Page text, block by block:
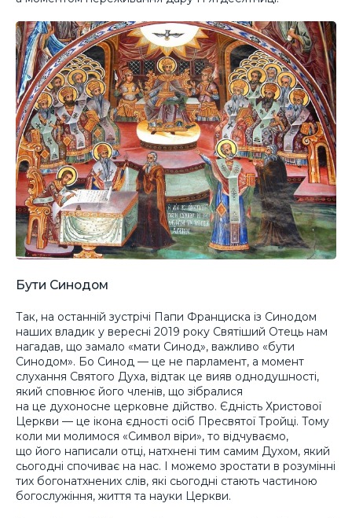
Бути Синодом
Так, на останній зустрічі Папи Франциска із Синодом
наших владик у вересні 2019 року Святіший Отець нам
нагадав, що замало «мати Синод», важливо «бути
Синодом». Бо Синод — це не парламент, а момент
слухання Святого Духа, відтак це вияв однодушності,
який сповнює його членів, що зібралися
на це духоносне церковне дійство. Єдність Христової
Церкви — це ікона єдності осіб Пресвятої Тройці. Тому
коли ми молимося «Символ віри», то відчуваємо,
що його написали отці, натхнені тим самим Духом, який
сьогодні спочиває на нас. І можемо зростати в розумінні
тих богонатхнених слів, які сьогодні стають частиною
богослужіння, життя та науки Церкви.